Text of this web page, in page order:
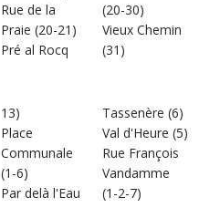
Rue de la
Praie (20-21)
Pré al Rocq
(20-30)
Vieux Chemin
(31)
13)
Place
Communale
(1-6)
Par delà l'Eau
Tassenère (6)
Val d'Heure (5)
Rue François
Vandamme
(1-2-7)